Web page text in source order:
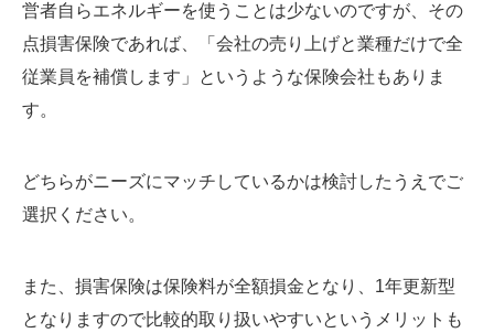
営者自らエネルギーを使うことは少ないのですが、その
点損害保険であれば、「会社の売り上げと業種だけで全
従業員を補償します」というような保険会社もありま
す。
どちらがニーズにマッチしているかは検討したうえでご
選択ください。
また、損害保険は保険料が全額損金となり、1年更新型
となりますので比較的取り扱いやすいというメリットも